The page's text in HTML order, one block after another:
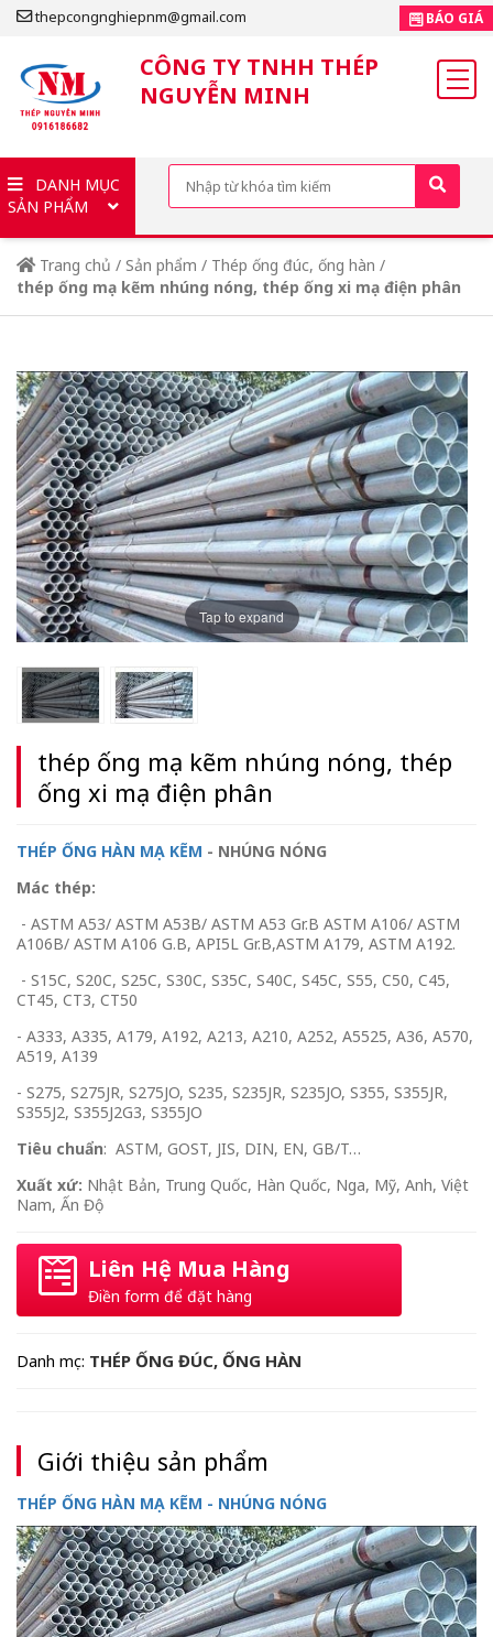
thepcongnghiepnm@gmail.com BÁO GIÁ
CÔNG TY TNHH THÉP
NGUYỄN MINH
DANH MỤC
SẢN PHẨM
Trang chủ / Sản phẩm / Thép ống đúc, ống hàn /
thép ống mạ kẽm nhúng nóng, thép ống xi mạ điện phân
Tap to expand
thép ống mạ kẽm nhúng nóng, thép
ống xi mạ điện phân
THÉP ỐNG HÀN MẠ KẼM - NHÚNG NÓNG
Mác thép:
- ASTM A53/ ASTM A53B/ ASTM A53 Gr.B ASTM A106/ ASTM
A106B/ ASTM A106 G.B, API5L Gr.B,ASTM A179, ASTM A192.
- S15C, S20C, S25C, S30C, S35C, S40C, S45C, S55, C50, C45,
CT45, CT3, CT50
- A333, A335, A179, A192, A213, A210, A252, A5525, A36, A570,
A519, A139
- S275, S275JR, S275JO, S235, S235JR, S235JO, S355, S355JR,
S355J2, S355J2G3, S355JO
Tiêu chuẩn: ASTM, GOST, JIS, DIN, EN, GB/T…
Xuất xứ: Nhật Bản, Trung Quốc, Hàn Quốc, Nga, Mỹ, Anh, Việt
Nam, Ấn Độ
Liên Hệ Mua Hàng
Điền form để đặt hàng
Danh mục: THÉP ỐNG ĐÚC, ỐNG HÀN
Giới thiệu sản phẩm
THÉP ỐNG HÀN MẠ KẼM - NHÚNG NÓNG